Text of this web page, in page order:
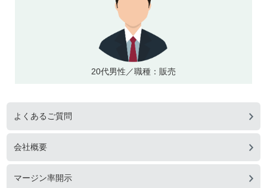
20代男性／職種：販売
よくあるご質問
会社概要
マージン率開示